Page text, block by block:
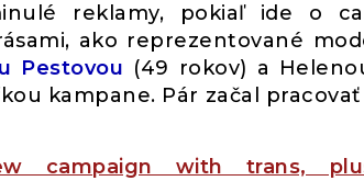
reklamy, pokiaľ ide o
ako reprezentované
Pestovou (49 rokov) a
kampane. Pár začal pracovať
campaign with trans,